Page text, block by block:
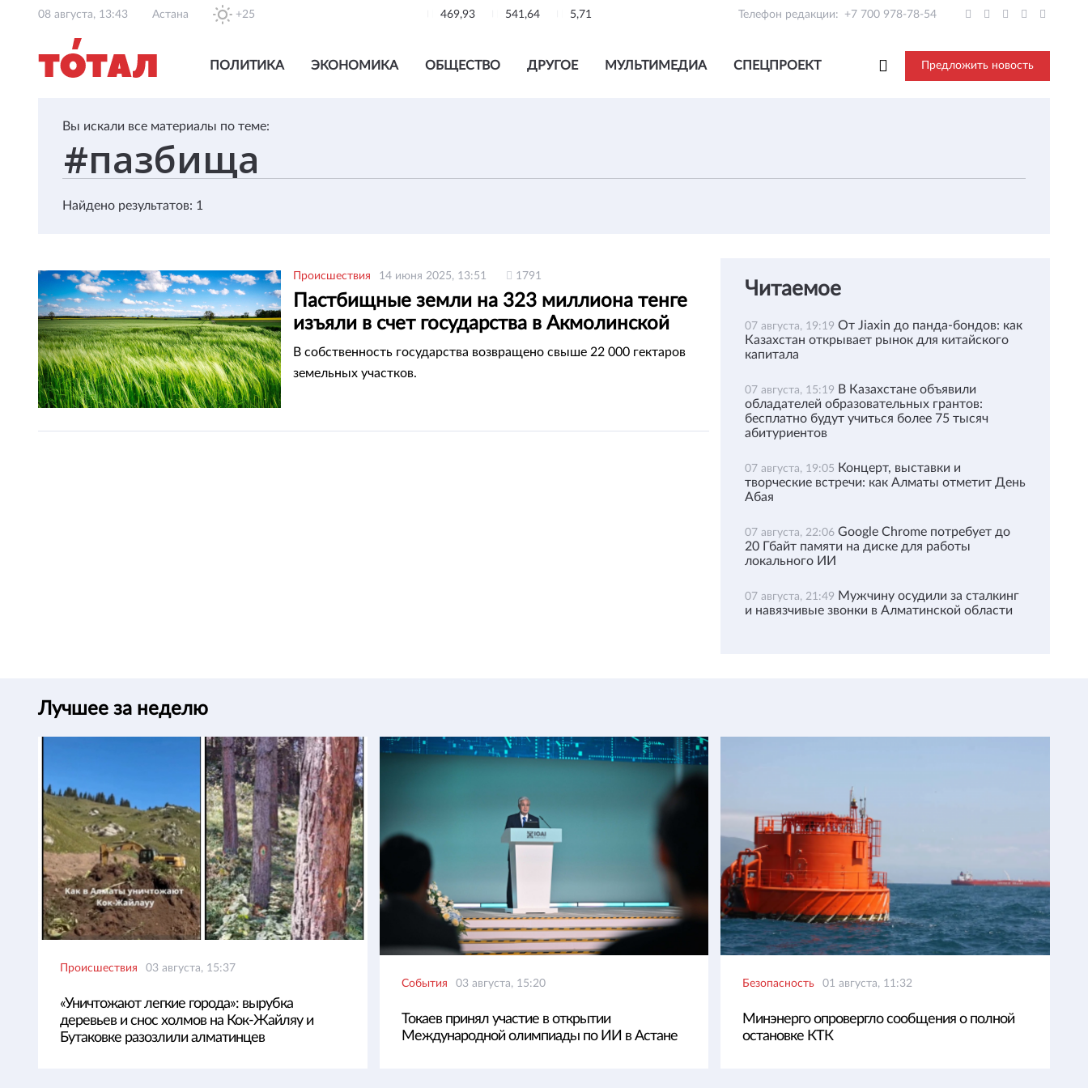
08 августа, 13:43 Астана +25 469,93 541,64 5,71 Телефон редакции: +7 700 978-78-54
ПОЛИТИКА ЭКОНОМИКА ОБЩЕСТВО ДРУГОЕ МУЛЬТИМЕДИА СПЕЦПРОЕКТ Предложить новость
Вы искали все материалы по теме:
Найдено результатов: 1
Происшествия 14 июня 2025, 13:51 1791
Пастбищные земли на 323 миллиона тенге
изъяли в счет государства в Акмолинской
области
В собственность государства возвращено свыше 22 000 гектаров
земельных участков.
Читаемое
07 августа, 19:19 От Jiaxin до панда-бондов: как
Казахстан открывает рынок для китайского
капитала
07 августа, 15:19 В Казахстане объявили
обладателей образовательных грантов:
бесплатно будут учиться более 75 тысяч
абитуриентов
07 августа, 19:05 Концерт, выставки и
творческие встречи: как Алматы отметит День
Абая
07 августа, 22:06 Google Chrome потребует до
20 Гбайт памяти на диске для работы
локального ИИ
07 августа, 21:49 Мужчину осудили за сталкинг
и навязчивые звонки в Алматинской области
Лучшее за неделю
Происшествия 03 августа, 15:37
«Уничтожают легкие города»: вырубка
деревьев и снос холмов на Кок-Жайляу и
Бутаковке разозлили алматинцев
События 03 августа, 15:20
Токаев принял участие в открытии
Международной олимпиады по ИИ в Астане
Безопасность 01 августа, 11:32
Минэнерго опровергло сообщения о полной
остановке КТК